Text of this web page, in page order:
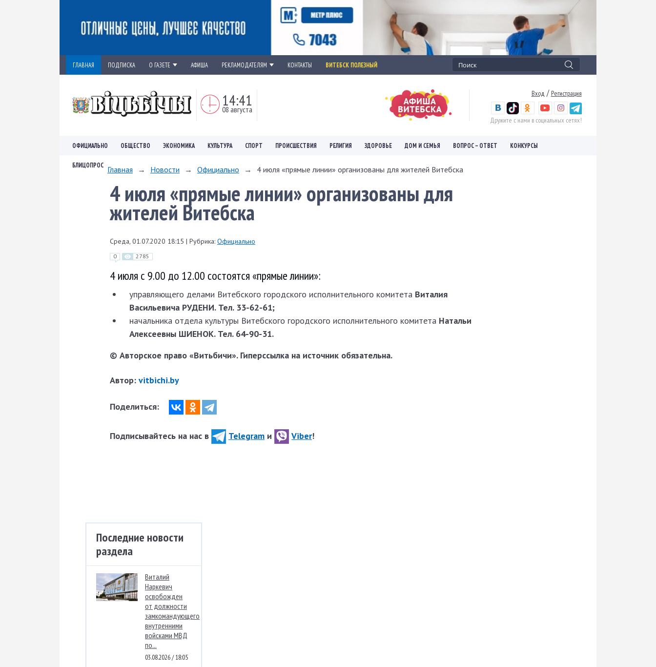
ГЛАВНАЯ ПОДПИСКА О ГАЗЕТЕ АФИША РЕКЛАМОДАТЕЛЯМ КОНТАКТЫ ВИТЕБСК ПОЛЕЗНЫЙ
14:41
08 августа
Вход / Регистрация
Дружите с нами в социальных сетях!
ОФИЦИАЛЬНО ОБЩЕСТВО ЭКОНОМИКА КУЛЬТУРА СПОРТ ПРОИСШЕСТВИЯ РЕЛИГИЯ ЗДОРОВЬЕ ДОМ И СЕМЬЯ ВОПРОС – ОТВЕТ КОНКУРСЫ
БЛИЦОПРОС Главная → Новости → Официально → 4 июля «прямые линии» организованы для жителей Витебска
4 июля «прямые линии» организованы для
жителей Витебска
Среда, 01.07.2020 18:15 | Рубрика: Официально
0 2785
4 июля с 9.00 до 12.00 состоятся «прямые линии»:
управляющего делами Витебского городского исполнительного комитета Виталия
Васильевича РУДЕНИ. Тел. 33-­62­-61;
начальника отдела культуры Витебского городского исполнительного комитета Натальи
Алексеевны ШИЕНОК. Тел. 64-­90­-31.
© Авторское право «Витьбичи». Гиперссылка на источник обязательна.
Автор: vitbichi.by
Поделиться:
Подписывайтесь на нас в Telegram и Viber!
Последние новости
раздела
Виталий
Наркевич
освобожден
от должности
замкомандующего
внутренними
войсками МВД
по...
03.08.2026 / 18:05